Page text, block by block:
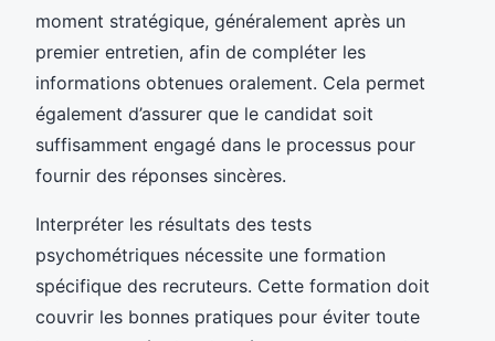
moment stratégique, généralement après un
premier entretien, afin de compléter les
informations obtenues oralement. Cela permet
également d’assurer que le candidat soit
suffisamment engagé dans le processus pour
fournir des réponses sincères.
Interpréter les résultats des tests
psychométriques nécessite une formation
spécifique des recruteurs. Cette formation doit
couvrir les bonnes pratiques pour éviter toute